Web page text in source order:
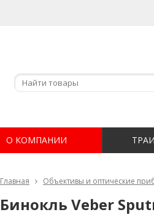
О КОМПАНИИ
Главная Объективы и оптические
Бинокль Veber